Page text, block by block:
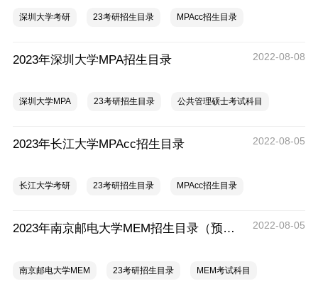
深圳大学考研 23考研招生目录 MPAcc招生目录
2023年深圳大学MPA招生目录 2022-08-08
深圳大学MPA 23考研招生目录 公共管理硕士考试科目
2023年长江大学MPAcc招生目录 2022-08-05
长江大学考研 23考研招生目录 MPAcc招生目录
2023年南京邮电大学MEM招生目录（预告版） 2022-08-05
南京邮电大学MEM 23考研招生目录 MEM考试科目